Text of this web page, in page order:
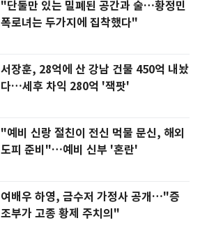
"단둘만 있는 밀폐된 공간과 술…황정민
폭로녀는 두가지에 집착했다"
서장훈, 28억에 산 강남 건물 450억 내놨
다…세후 차익 280억 '잭팟'
"예비 신랑 절친이 전신 먹물 문신, 해외
도피 준비"…예비 신부 '혼란'
여배우 하영, 금수저 가정사 공개…"증
조부가 고종 황제 주치의"